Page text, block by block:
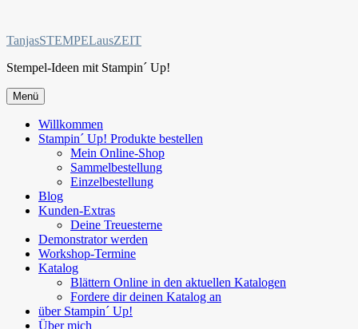
springen
TanjasSTEMPELausZEIT
Stempel-Ideen mit Stampin´ Up!
Menü
Willkommen
Stampin´ Up! Produkte bestellen
Mein Online-Shop
Sammelbestellung
Einzelbestellung
Blog
Kunden-Extras
Deine Treuesterne
Demonstrator werden
Workshop-Termine
Katalog
Blättern Online in den aktuellen Katalogen
Fordere dir deinen Katalog an
über Stampin´ Up!
Über mich